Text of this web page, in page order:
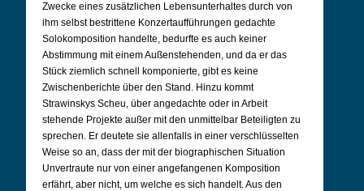
Zwecke eines zusätzlichen Lebensunterhaltes durch von
ihm selbst bestrittene Konzertaufführungen gedachte
Solokomposition handelte, bedurfte es auch keiner
Abstimmung mit einem Außenstehenden, und da er das
Stück ziemlich schnell komponierte, gibt es keine
Zwischenberichte über den Stand. Hinzu kommt
Strawinskys Scheu, über angedachte oder in Arbeit
stehende Projekte außer mit den unmittelbar Beteiligten zu
sprechen. Er deutete sie allenfalls in einer verschlüsselten
Weise so an, dass der mit der biographischen Situation
Unvertraute nur von einer angefangenen Komposition
erfährt, aber nicht, um welche es sich handelt. Aus den